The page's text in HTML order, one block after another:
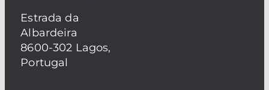
Estrada da
Albardeira
8600-302 Lagos,
Portugal